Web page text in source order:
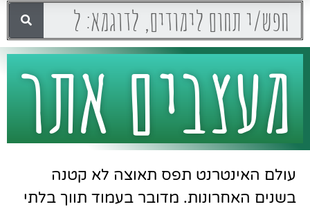
מעצבים אתר
עולם האינטרנט תפס תאוצה לא קטנה
בשנים האחרונות. מדובר בעמוד תווך בלתי